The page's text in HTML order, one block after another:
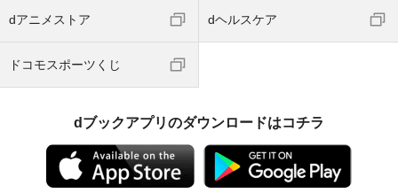
dアニメストア dヘルスケア
ドコモスポーツくじ
dブックアプリのダウンロードはコチラ